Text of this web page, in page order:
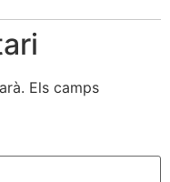
Els camps